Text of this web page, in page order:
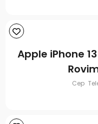
Apple iPhone
Cep